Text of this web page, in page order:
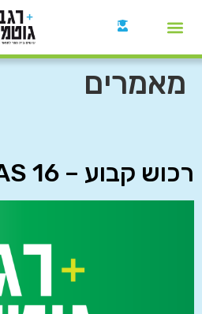
מאמרים
רכוש קבוע – IAS 16